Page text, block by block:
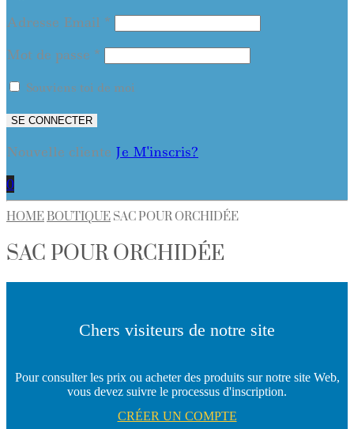
Adresse Email *
Mot de passe *
Souviens toi de moi
SE CONNECTER
Nouvelle cliente Je M'inscris?
0
HOME BOUTIQUE SAC POUR ORCHIDÉE
SAC POUR ORCHIDÉE
Chers visiteurs de notre site
Pour consulter les prix ou acheter des produits sur notre site Web,
vous devez suivre le processus d'inscription.
CRÉER UN COMPTE